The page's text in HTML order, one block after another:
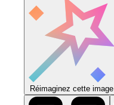
Réimaginez cette image